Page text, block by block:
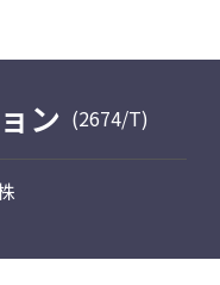
ン (2674/T)